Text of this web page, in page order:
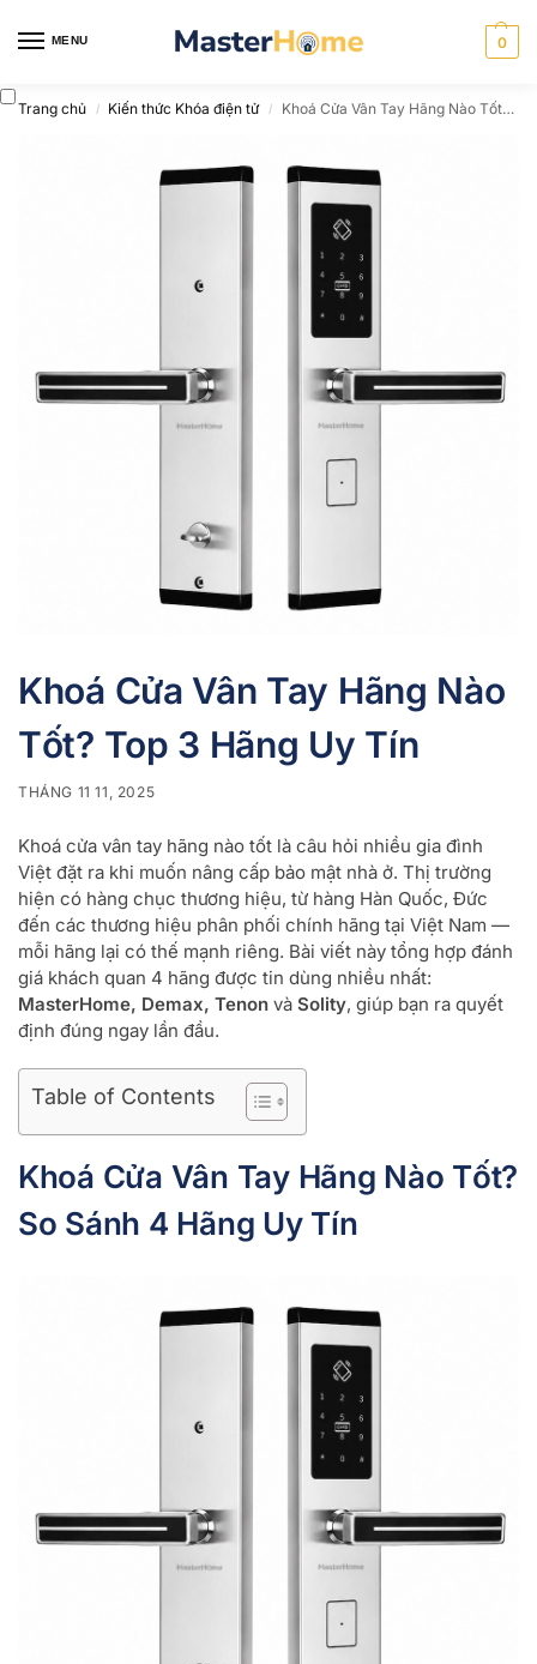
MENU 0
Trang chủ / Kiến thức Khóa điện tử / Khoá Cửa Vân Tay Hãng Nào Tốt? Top 3 Hãng Uy Tín
Khoá Cửa Vân Tay Hãng Nào
Tốt? Top 3 Hãng Uy Tín
THÁNG 11 11, 2025
Khoá cửa vân tay hãng nào tốt là câu hỏi nhiều gia đình
Việt đặt ra khi muốn nâng cấp bảo mật nhà ở. Thị trường
hiện có hàng chục thương hiệu, từ hàng Hàn Quốc, Đức
đến các thương hiệu phân phối chính hãng tại Việt Nam —
mỗi hãng lại có thế mạnh riêng. Bài viết này tổng hợp đánh
giá khách quan 4 hãng được tin dùng nhiều nhất:
MasterHome, Demax, Tenon và Solity, giúp bạn ra quyết
định đúng ngay lần đầu.
Table of Contents
Khoá Cửa Vân Tay Hãng Nào Tốt?
So Sánh 4 Hãng Uy Tín